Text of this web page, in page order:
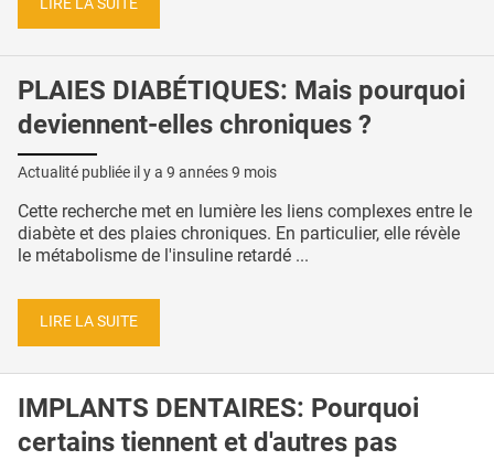
LIRE LA SUITE
PLAIES DIABÉTIQUES: Mais pourquoi
deviennent-elles chroniques ?
Actualité publiée il y a 9 années 9 mois
Cette recherche met en lumière les liens complexes entre le
diabète et des plaies chroniques. En particulier, elle révèle
le métabolisme de l'insuline retardé ...
LIRE LA SUITE
IMPLANTS DENTAIRES: Pourquoi
certains tiennent et d'autres pas